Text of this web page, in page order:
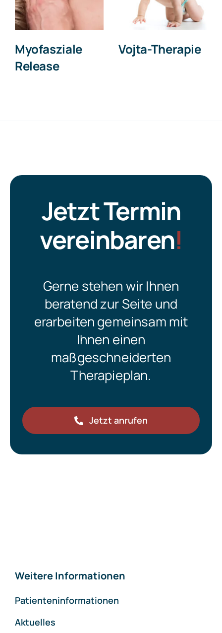
Ortho
Bionomy®
Myofasziale
Jetzt Termin
vereinbaren!
Gerne stehen wir Ihnen
beratend zur Seite und
erarbeiten gemeinsam mit
Ihnen einen
maßgeschneiderten
Therapieplan.
Jetzt anrufen
Weitere Informationen
Patienteninformationen
Aktuelles